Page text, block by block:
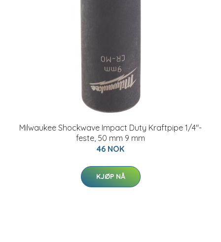
Milwaukee Shockwave Impact Duty Kraftpipe 1/4"-
feste, 50 mm 9 mm
46 NOK
KJØP NÅ